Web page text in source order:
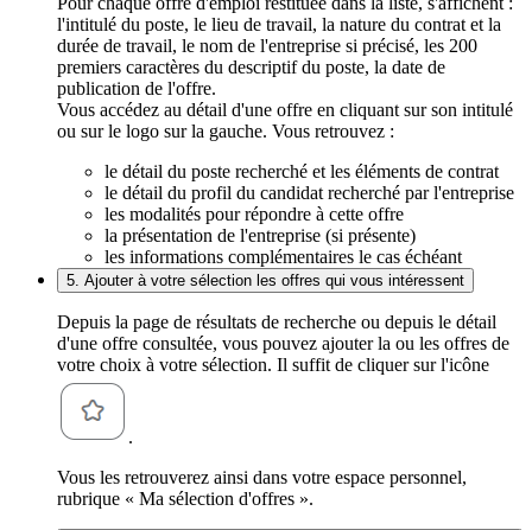
l'intitulé du poste, le lieu de travail, la nature du contrat et la
durée de travail, le nom de l'entreprise si précisé, les 200
premiers caractères du descriptif du poste, la date de
publication de l'offre.
Vous accédez au détail d'une offre en cliquant sur son intitulé
ou sur le logo sur la gauche. Vous retrouvez :
le détail du poste recherché et les éléments de contrat
le détail du profil du candidat recherché par l'entreprise
les modalités pour répondre à cette offre
la présentation de l'entreprise (si présente)
les informations complémentaires le cas échéant
5. Ajouter à votre sélection les offres qui vous intéressent
Depuis la page de résultats de recherche ou depuis le détail
d'une offre consultée, vous pouvez ajouter la ou les offres de
votre choix à votre sélection. Il suffit de cliquer sur l'icône
.
Vous les retrouverez ainsi dans votre espace personnel,
rubrique « Ma sélection d'offres ».